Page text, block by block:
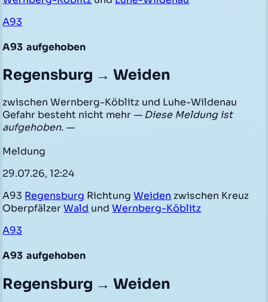
A93
A93 aufgehoben
Regensburg → Weiden
zwischen Wernberg-Köblitz und Luhe-Wildenau
Gefahr besteht nicht mehr — Diese Meldung ist
aufgehoben. —
Meldung
29.07.26, 12:24
A93 Regensburg RichtungWeiden zwischen Kreuz
OberpfälzerWald undWernberg-Köblitz
A93
A93 aufgehoben
Regensburg → Weiden